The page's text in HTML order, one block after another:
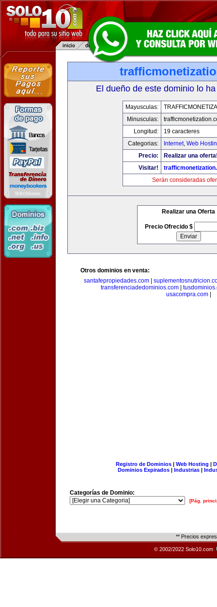
El dueño de este dominio lo
Mayusculas:
Minusculas:
Longitud:
19 caracteres
Categorias:
Internet, Web
Precio:
Realizar una
Visitar!
Serán consideradas
Realizar una Oferta
Precio Ofrecido $
Otros dominios en venta:
santafepropiedades.com|
transferenciadedominios.com|
usacompra.com|
Registro de Dominios| Web Hosting |
Dominios Expirados | Industrias |
Categorías de Dominio:
[Pág.
** Precios
© 2002/2022 Solo10.com